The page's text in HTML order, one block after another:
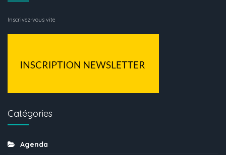
Inscrivez-vous vite
Catégories
Agenda